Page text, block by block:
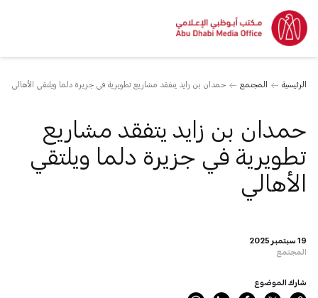
الرئيسية المجتمع حمدان بن زايد يتفقد مشاريع تطويرية في جزيرة دلما ويلتقي الأهالي
19 سبتمبر 2025
المجتمع
حمدان بن زايد يتفقد مشاريع
تطويرية في جزيرة دلما ويلتقي
الأهالي
شارك الموضوع